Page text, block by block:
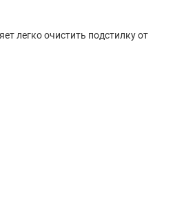
легко очистить подстилку от